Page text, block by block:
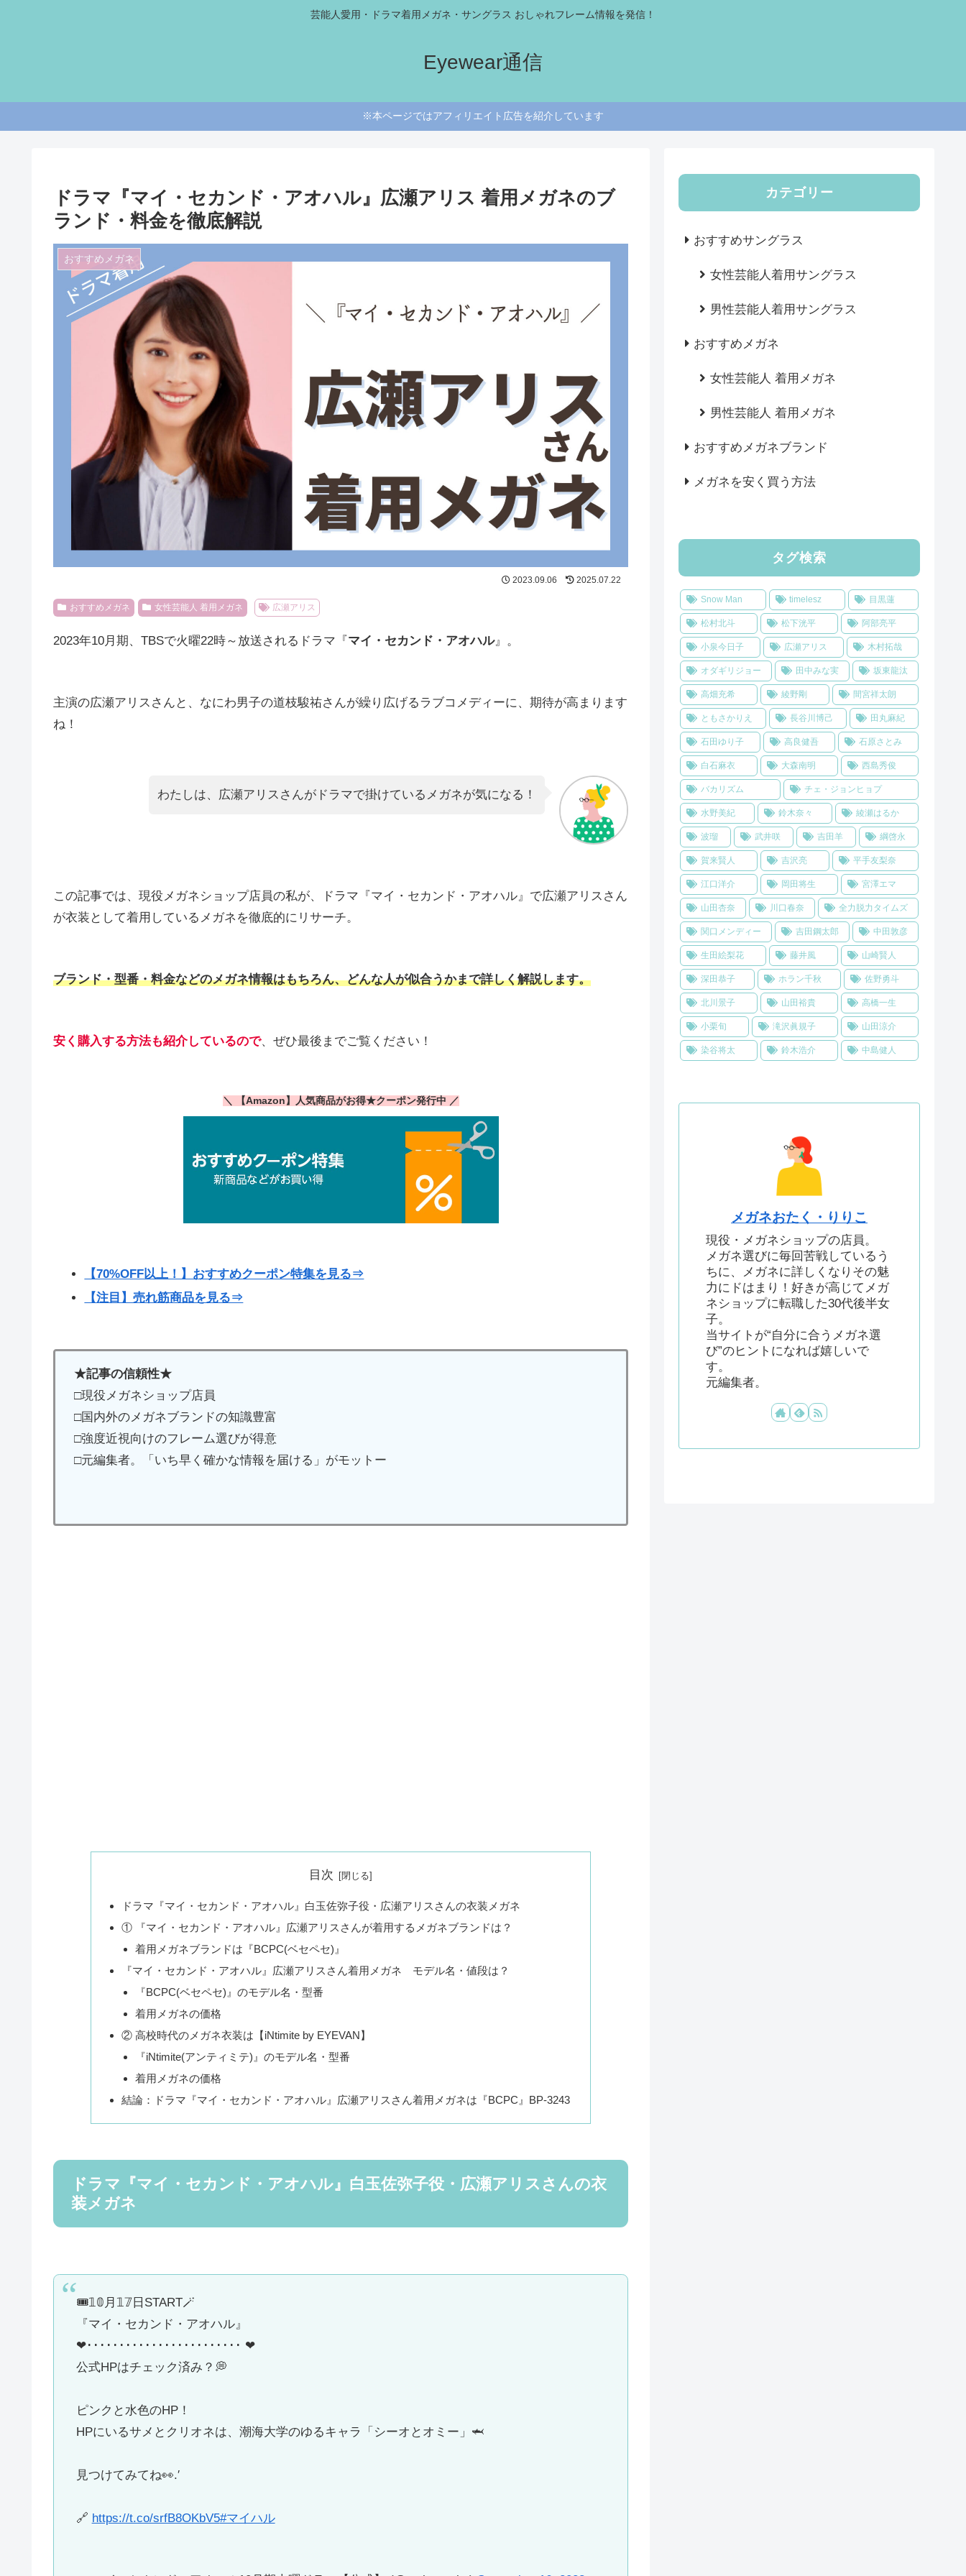
芸能人愛用・ドラマ着用メガネ・サングラス おしゃれフレーム情報を発信！
Eyewear通信
※本ページではアフィリエイト広告を紹介しています
ドラマ『マイ・セカンド・アオハル』広瀬アリス 着用メガネのブ
ランド・料金を徹底解説
おすすめメガネ
2023.09.06 2025.07.22
おすすめメガネ 女性芸能人 着用メガネ 広瀬アリス
2023年10月期、TBSで火曜22時～放送されるドラマ『 マイ・セカンド・アオハル』。
主演の広瀬アリスさんと、なにわ男子の道枝駿祐さんが繰り広げるラブコメディーに、期待が高まります
ね！
わたしは、広瀬アリスさんがドラマで掛けているメガネが気になる！
この記事では、現役メガネショップ店員の私が、ドラマ『マイ・セカンド・アオハル』で広瀬アリスさん
が衣装として着用しているメガネを徹底的にリサーチ。
ブランド・型番・料金などのメガネ情報はもちろん、どんな人が似合うかまで詳しく解説します。
安く購入する方法も紹介しているので、ぜひ最後までご覧ください！
＼ 【Amazon】人気商品がお得★クーポン発行中 ／
【70%OFF以上！】おすすめクーポン特集を見る⇒
【注目】売れ筋商品を見る⇒
★記事の信頼性★
□現役メガネショップ店員
□国内外のメガネブランドの知識豊富
□強度近視向けのフレーム選びが得意
□元編集者。「いち早く確かな情報を届ける」がモットー
目次
ドラマ『マイ・セカンド・アオハル』白玉佐弥子役・広瀬アリスさんの衣装メガネ
① 『マイ・セカンド・アオハル』広瀬アリスさんが着用するメガネブランドは？
着用メガネブランドは『BCPC(ベセペセ)』
『マイ・セカンド・アオハル』広瀬アリスさん着用メガネ モデル名・値段は？
『BCPC(ベセペセ)』のモデル名・型番
着用メガネの価格
② 高校時代のメガネ衣装は【iNtimite by EYEVAN】
『iNtimite(アンティミテ)』のモデル名・型番
着用メガネの価格
結論：ドラマ『マイ・セカンド・アオハル』広瀬アリスさん着用メガネは『BCPC』BP-3243
ドラマ『マイ・セカンド・アオハル』白玉佐弥子役・広瀬アリスさんの衣
装メガネ
🎟️𝟙𝟘月𝟙𝟟日START🪄
『マイ・セカンド・アオハル』
❤︎････････････････････････ ❤︎
公式HPはチェック済み？💭
ピンクと水色のHP！
HPにいるサメとクリオネは、潮海大学のゆるキャラ「シーオとオミー」🦈
見つけてみてね👀.′
🔗 https://t.co/srfB8OKbV5#マイハル
カテゴリー
おすすめサングラス
女性芸能人着用サングラス
男性芸能人着用サングラス
おすすめメガネ
女性芸能人 着用メガネ
男性芸能人 着用メガネ
おすすめメガネブランド
メガネを安く買う方法
タグ検索
Snow Man timelesz 目黒蓮
松村北斗 松下洸平 阿部亮平
小泉今日子 広瀬アリス 木村拓哉
オダギリジョー 田中みな実 坂東龍汰
高畑充希 綾野剛 間宮祥太朗
ともさかりえ 長谷川博己 田丸麻紀
石田ゆり子 高良健吾 石原さとみ
白石麻衣 大森南明 西島秀俊
バカリズム チェ・ジョンヒョプ
水野美紀 鈴木奈々 綾瀬はるか
波瑠 武井咲 吉田羊 綱啓永
賀来賢人 吉沢亮 平手友梨奈
江口洋介 岡田将生 宮澤エマ
山田杏奈 川口春奈 全力脱力タイムズ
関口メンディー 吉田鋼太郎 中田敦彦
生田絵梨花 藤井風 山崎賢人
深田恭子 ホラン千秋 佐野勇斗
北川景子 山田裕貴 高橋一生
小栗旬 滝沢眞規子 山田涼介
染谷将太 鈴木浩介 中島健人
メガネおたく・りりこ
現役・メガネショップの店員。
メガネ選びに毎回苦戦しているう
ちに、メガネに詳しくなりその魅
力にドはまり！好きが高じてメガ
ネショップに転職した30代後半女
子。
当サイトが“自分に合うメガネ選
び”のヒントになれば嬉しいで
す。
元編集者。